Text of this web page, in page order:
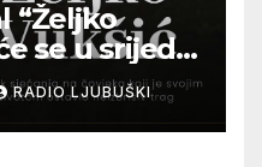
“Željko
se u srijedu
RADIO LJUBUŠKI